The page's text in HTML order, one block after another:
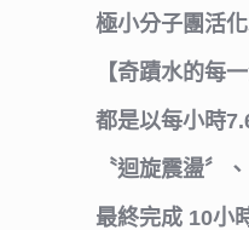
極小分子團活
【奇蹟水的每一
都是以每小時
〝迴旋震盪〞
最終完成 10小